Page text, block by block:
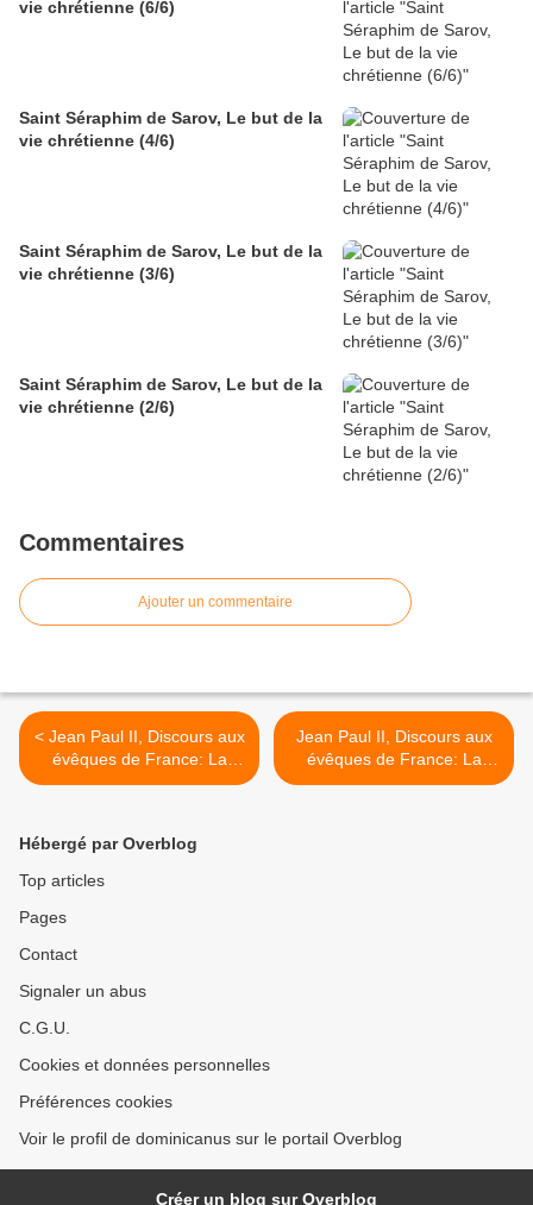
vie chrétienne (6/6)
Saint Séraphim de Sarov, Le but de la
vie chrétienne (4/6)
Saint Séraphim de Sarov, Le but de la
vie chrétienne (3/6)
Saint Séraphim de Sarov, Le but de la
vie chrétienne (2/6)
Commentaires
Ajouter un commentaire
< Jean Paul II, Discours aux
évêques de France: La
méta-tentation (2)
Jean Paul II, Discours aux
évêques de France: La
méta-tentation (4) >
Hébergé par Overblog
Top articles
Pages
Contact
Signaler un abus
C.G.U.
Cookies et données personnelles
Préférences cookies
Voir le profil de dominicanus sur le portail Overblog
Créer un blog sur Overblog